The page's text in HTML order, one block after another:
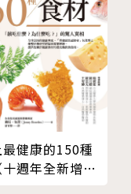
的靈對話的能力，
，這些資訊往往
沒有任何症狀的奶
的話），讓家人大
賦去「解讀」他人
康。他在提供治療
使
好的生活
健康的150種
週年全新增修